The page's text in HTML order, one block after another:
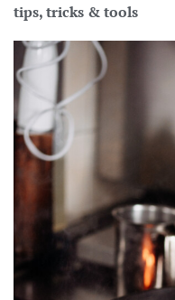
tips, tricks & tools